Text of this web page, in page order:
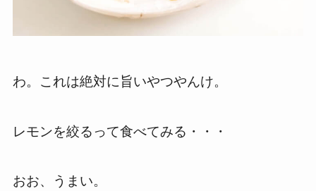
わ。これは絶対に旨いやつやんけ。
レモンを絞るって食べてみる・・・
おお、うまい。